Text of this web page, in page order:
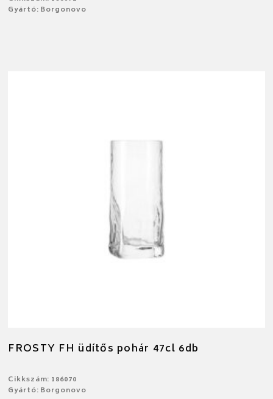
Gyártó: Borgonovo
FROSTY FH üdítős pohár 47cl 6db
Cikkszám: 186070
Gyártó: Borgonovo